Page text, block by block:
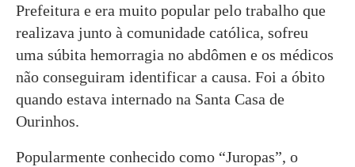
Prefeitura e era muito popular pelo trabalho que
realizava junto à comunidade católica, sofreu
uma súbita hemorragia no abdômen e os médicos
não conseguiram identificar a causa. Foi a óbito
quando estava internado na Santa Casa de
Ourinhos.
Popularmente conhecido como “Juropas”, o